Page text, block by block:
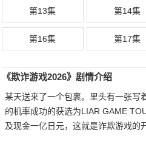
第13集 第14集
第16集 第17集
《欺诈游戏2026》剧情介绍
某天送来了一个包裹。里头有一张写
的机率成功的获选为LIAR GAME
及现金一亿日元，这就是诈欺游戏的